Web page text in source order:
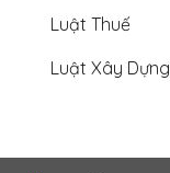
Luật Thuế
Luật Xây Dựng